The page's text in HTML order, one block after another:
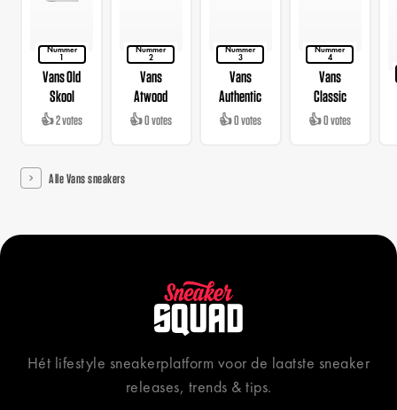
Nummer
1
Vans Old
Skool
👍 2 votes
Nummer
2
Vans
Atwood
👍 0 votes
Nummer
3
Vans
Authentic
👍 0 votes
Nummer
4
Vans
Classic
👍 0 votes
Alle Vans sneakers
Hét lifestyle sneakerplatform voor de laatste sneaker
releases, trends & tips.